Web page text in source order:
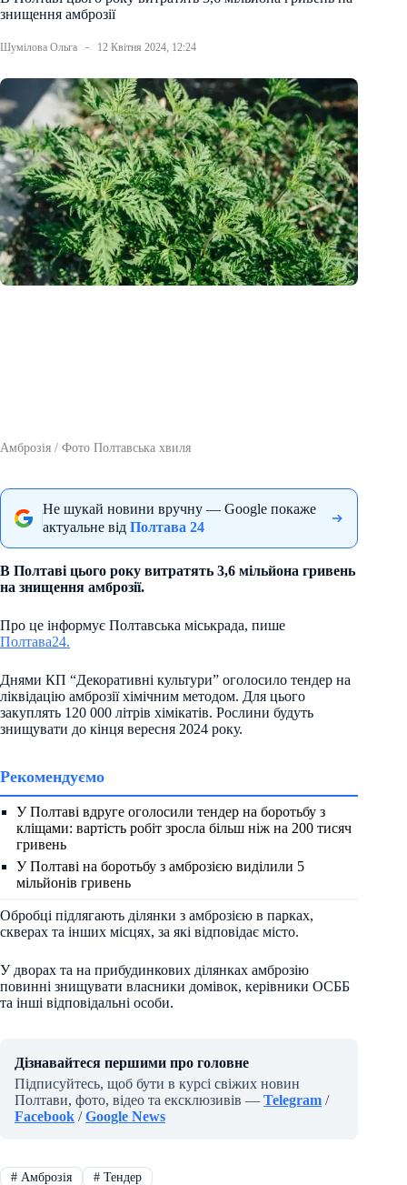
знищення амброзії
Шумілова Ольга 12 Квітня 2024, 12:24
Амброзія / Фото Полтавська хвиля
Не шукай новини вручну — Google покаже
актуальне від Полтава 24
В Полтаві цього року витратять 3,6 мільйона гривень
на знищення амброзії.
Про це інформує Полтавська міськрада, пише
Полтава24.
Днями КП “Декоративні культури” оголосило тендер на
ліквідацію амброзії хімічним методом. Для цього
закуплять 120 000 літрів хімікатів. Рослини будуть
знищувати до кінця вересня 2024 року.
Рекомендуємо
У Полтаві вдруге оголосили тендер на боротьбу з
кліщами: вартість робіт зросла більш ніж на 200 тисяч
гривень
У Полтаві на боротьбу з амброзією виділили 5
мільйонів гривень
Обробці підлягають ділянки з амброзією в парках,
скверах та інших місцях, за які відповідає місто.
У дворах та на прибудинкових ділянках амброзію
повинні знищувати власники домівок, керівники ОСББ
та інші відповідальні особи.
Дізнавайтеся першими про головне
Підписуйтесь, щоб бути в курсі свіжих новин
Полтави, фото, відео та ексклюзивів — Telegram /
Facebook /Google News
#Амброзія #Тендер